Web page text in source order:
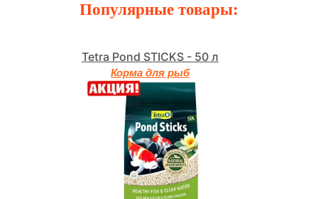
Популярные товары:
Tetra Pond STICKS - 50 л
Корма для рыб